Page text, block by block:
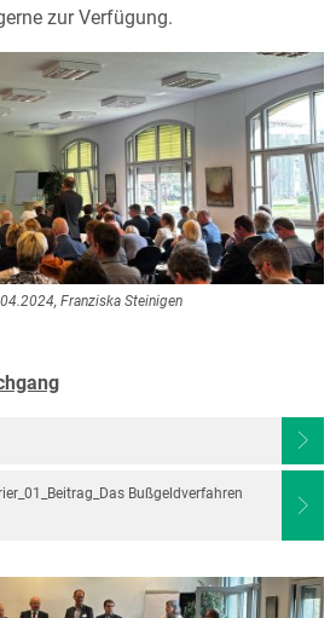
zur Verfügung.
Franziska Steinigen
Bußgeldverfahren